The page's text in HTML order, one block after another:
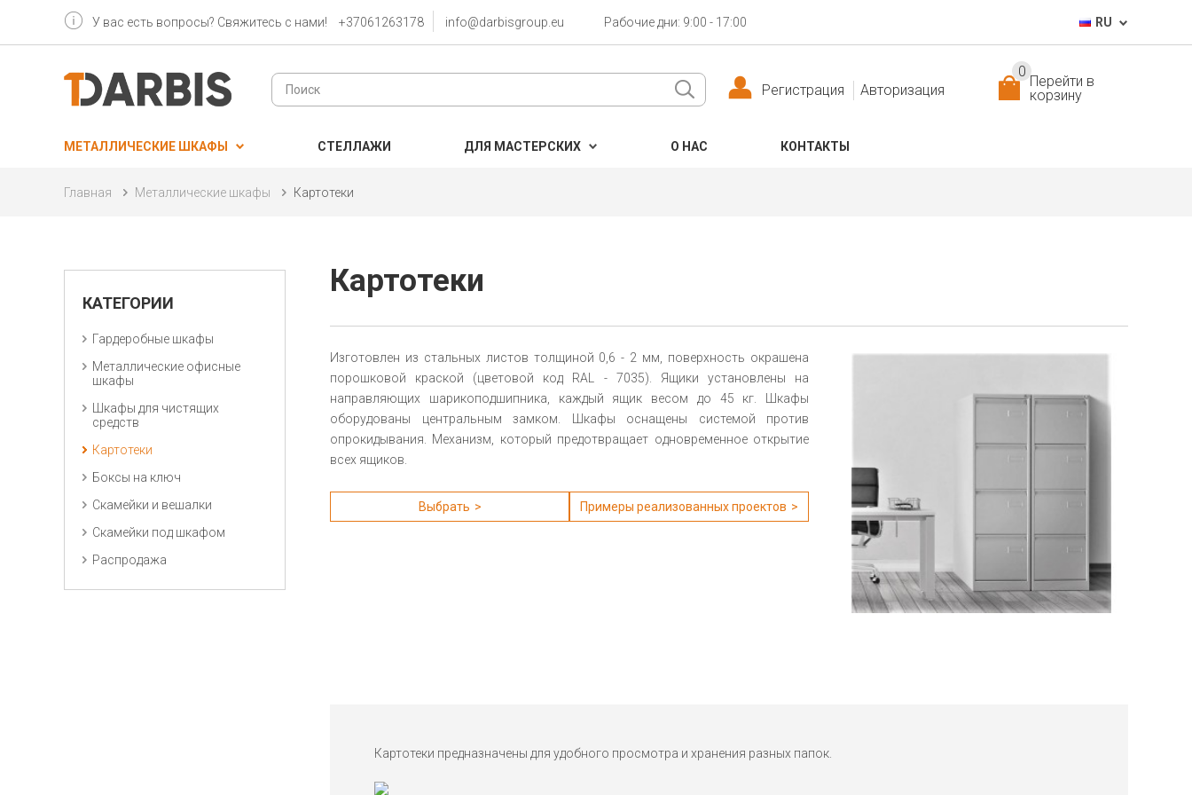
У вас есть вопросы? Свяжитесь с нами! +37061263178 info@darbisgroup.eu Рабочие дни: 9:00 - 17:00 RU
Перейти в
корзину
0
Регистрация
Авторизация
МЕТАЛЛИЧЕСКИЕ ШКАФЫ CТЕЛЛАЖИ ДЛЯ МАСТЕРСКИХ О НАС КОНТАКТЫ
Главная Металлические шкафы Картотеки
КАТЕГОРИИ
Гардеробные шкафы
Металлические oфисные
шкафы
Шкафы для чистящих
средств
Картотеки
Боксы на ключ
Скамейки и вешалки
Скамейки под шкафом
Распродажа
Картотеки
Изготовлен из стальных листов толщиной 0,6 - 2 мм, поверхность окрашена
порошковой краской (цветовой код RAL - 7035). Ящики установлены на
направляющих шарикоподшипника, каждый ящик весом до 45 кг. Шкафы
оборудованы центральным замком. Шкафы оснащены системой против
опрокидывания. Механизм, который предотвращает одновременное открытие
всех ящиков.
Выбрать Примеры реализованных проектов
Картотеки предназначены для удобного просмотра и хранения разных папок.